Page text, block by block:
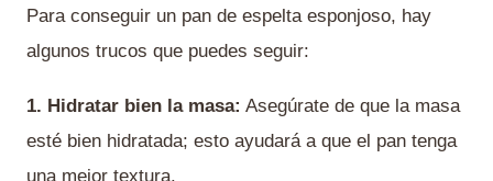
Para conseguir un pan de espelta esponjoso, hay
algunos trucos que puedes seguir:
1. Hidratar bien la masa: Asegúrate de que la masa
esté bien hidratada; esto ayudará a que el pan tenga
una mejor textura.